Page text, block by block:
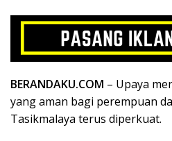
BERANDAKU.COM – Upaya
yang aman bagi perempuan
Tasikmalaya terus diperkuat.